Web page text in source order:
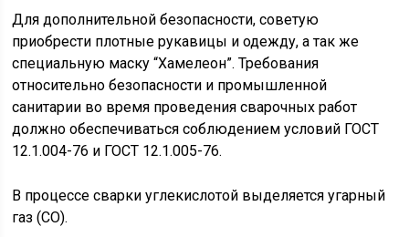
Для дополнительной безопасности, советую
приобрести плотные рукавицы и одежду, а так же
специальную маску “Хамелеон”. Требования
относительно безопасности и промышленной
санитарии во время проведения сварочных работ
должно обеспечиваться соблюдением условий ГОСТ
12.1.004-76 и ГОСТ 12.1.005-76.
В процессе сварки углекислотой выделяется угарный
газ (СО).